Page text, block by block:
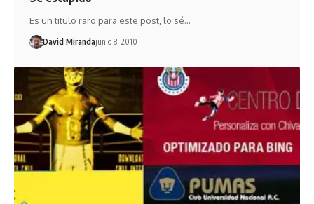
Es un titulo raro para este post, lo sé...
David Mirandajunio 8, 2010